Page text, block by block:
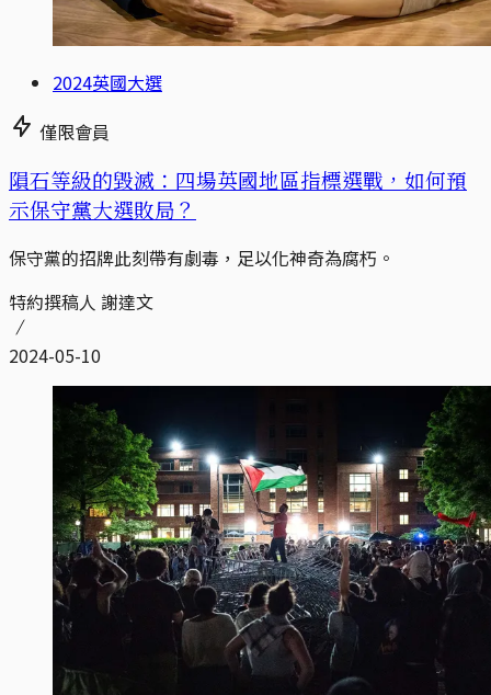
2024英國大選
僅限會員
隕石等級的毀滅：四場英國地區指標選戰，如何預
示保守黨大選敗局？
保守黨的招牌此刻帶有劇毒，足以化神奇為腐朽。
特約撰稿人 謝達文
2024-05-10